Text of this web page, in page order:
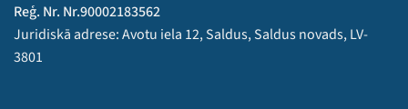
Reģ. Nr. Nr.90002183562
Juridiskā adrese: Avotu iela 12, Saldus, Saldus novads, LV-
3801